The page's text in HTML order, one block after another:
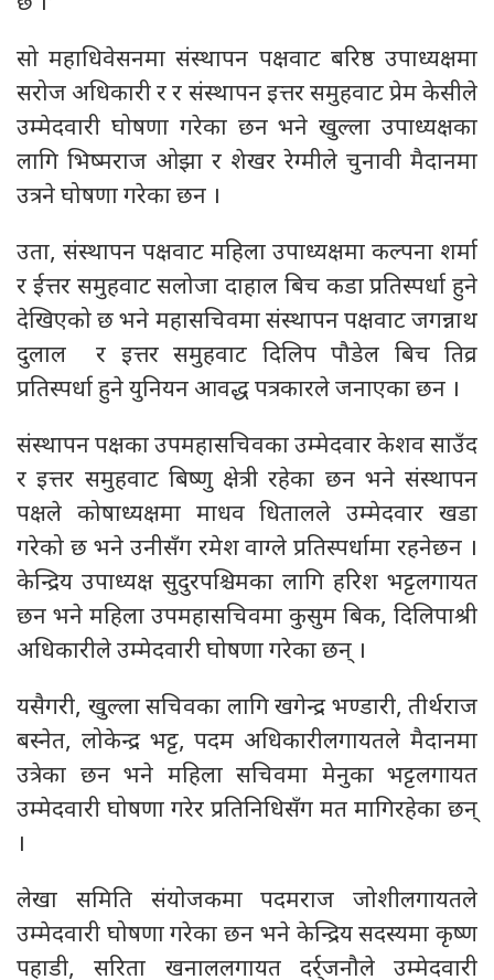
सो महाधिवेसनमा संस्थापन पक्षवाट बरिष्ठ उपाध्यक्षमा
सरोज अधिकारी र र संस्थापन इत्तर समुहवाट प्रेम केसीले
उम्मेदवारी घोषणा गरेका छन भने खुल्ला उपाध्यक्षका
लागि भिष्मराज ओझा र शेखर रेग्मीले चुनावी मैदानमा
उत्रने घोषणा गरेका छन ।
उता, संस्थापन पक्षवाट महिला उपाध्यक्षमा कल्पना शर्मा
र ईत्तर समुहवाट सलोजा दाहाल बिच कडा प्रतिस्पर्धा हुने
देखिएको छ भने महासचिवमा संस्थापन पक्षवाट जगन्नाथ
दुलाल र इत्तर समुहवाट दिलिप पौडेल बिच तिव्र
प्रतिस्पर्धा हुने युनियन आवद्ध पत्रकारले जनाएका छन ।
संस्थापन पक्षका उपमहासचिवका उम्मेदवार केशव साउँद
र इत्तर समुहवाट बिष्णु क्षेत्री रहेका छन भने संस्थापन
पक्षले कोषाध्यक्षमा माधव धितालले उम्मेदवार खडा
गरेको छ भने उनीसँग रमेश वाग्ले प्रतिस्पर्धामा रहनेछन ।
केन्द्रिय उपाध्यक्ष सुदुरपश्चिमका लागि हरिश भट्टलगायत
छन भने महिला उपमहासचिवमा कुसुम बिक, दिलिपाश्री
अधिकारीले उम्मेदवारी घोषणा गरेका छन् ।
यसैगरी, खुल्ला सचिवका लागि खगेन्द्र भण्डारी, तीर्थराज
बस्नेत, लोकेन्द्र भट्ट, पदम अधिकारीलगायतले मैदानमा
उत्रेका छन भने महिला सचिवमा मेनुका भट्टलगायत
उम्मेदवारी घोषणा गरेर प्रतिनिधिसँग मत मागिरहेका छन्
।
लेखा समिति संयोजकमा पदमराज जोशीलगायतले
उम्मेदवारी घोषणा गरेका छन भने केन्द्रिय सदस्यमा कृष्ण
पहाडी, सरिता खनाललगायत दर्र्जनौले उम्मेदवारी